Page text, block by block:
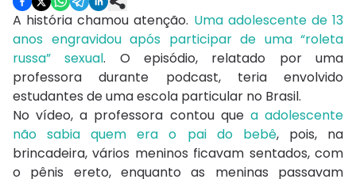
A história chamou atenção. Uma adolescente de 13
anos engravidou após participar de uma “roleta
russa” sexual. O episódio, relatado por uma
professora durante podcast, teria envolvido
estudantes de uma escola particular no Brasil.
No vídeo, a professora contou que a adolescente
não sabia quem era o pai do bebê, pois, na
brincadeira, vários meninos ficavam sentados, com
o pênis ereto, enquanto as meninas passavam